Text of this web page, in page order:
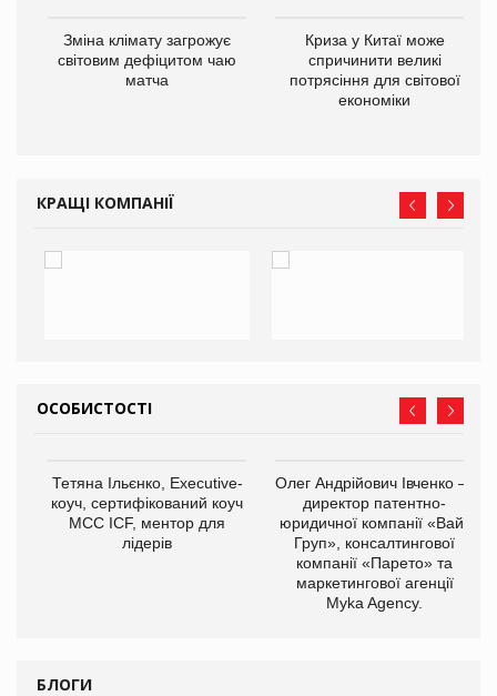
Зміна клімату загрожує
світовим дефіцитом чаю
матча
Криза у Китаї може
спричинити великі
потрясіння для світової
економіки
КРАЩІ КОМПАНІЇ
ОСОБИСТОСТІ
Тетяна Ільєнко, Executive-
коуч, сертифікований коуч
МСС ICF, ментор для
лідерів
Олег Андрійович Івченко —
директор патентно-
юридичної компанії «Вайз
Груп», консалтингової
компанії «Парето» та
маркетингової агенції
Myka Agency.
БЛОГИ